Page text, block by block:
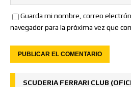
Guarda mi nombre, correo
navegador para la próxima vez que
SCUDERIA FERRARI CLUB